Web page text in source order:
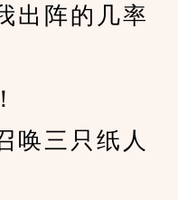
出阵的几率
三只纸人